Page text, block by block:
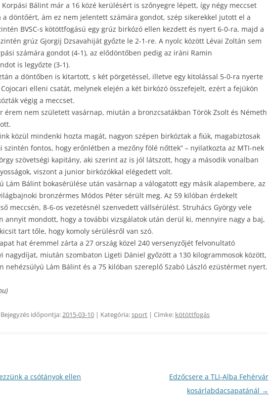
Bálint már a 16 közé kerülésért is szőnyegre lépett, így négy meccset
a döntőért, ám ez nem jelentett számára gondot, szép sikerekkel jutott el a
BVSC-s kötöttfogású egy grúz birkózó ellen kezdett és nyert 6-0-ra, majd a
grúz Gjorgij Dzsavahiját győzte le 2-1-re. A nyolc között Lévai Zoltán sem
számára gondot (4-1), az elődöntőben pedig az iráni Ramin
is legyőzte (3-1).
a döntőben is kitartott, s két pörgetéssel, illetve egy kitolással 5-0-ra nyerte
elleni csatát, melynek elején a két birkózó összefejelt, ezért a fejükön
végig a meccset.
érem nem született vasárnap, miután a bronzcsatákban Török Zsolt és Németh
közül mindenki hozta magát, nagyon szépen birkóztak a fiúk, magabiztosak
szintén fontos, hogy erőnlétben a mezőny fölé nőttek” – nyilatkozta az MTI-nek
szövetségi kapitány, aki szerint az is jól látszott, hogy a második vonalban
viszont a junior birkózókkal elégedett volt.
Lám Bálint bokasérülése után vasárnap a válogatott egy másik alapembere, az
bronzérmes Módos Péter sérült meg. Az 59 kilóban érdekelt
meccsén, 8-6-os vezetésnél szenvedett vállsérülést. Struhács György vele
annyit mondott, hogy a további vizsgálatok után derül ki, mennyire nagy a baj,
tart tőle, hogy komoly sérülésről van szó.
hat éremmel zárta a 27 ország közel 240 versenyzőjét felvonultató
nagydíjat, miután szombaton Ligeti Dániel győzött a 130 kilogrammosok között,
nehézsúlyú Lám Bálint és a 75 kilóban szereplő Szabó László ezüstérmet nyert.
Bejegyzés időpontja:2015-03-10 | Kategória:sport | Címke: kötöttfogás
a csótányok ellen
Edzőcsere a TLI-Alba Fehérvár
kosárlabdacsapatánál →